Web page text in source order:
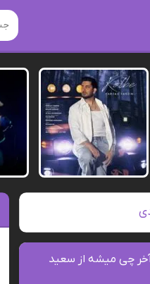
چی میشه از سعید